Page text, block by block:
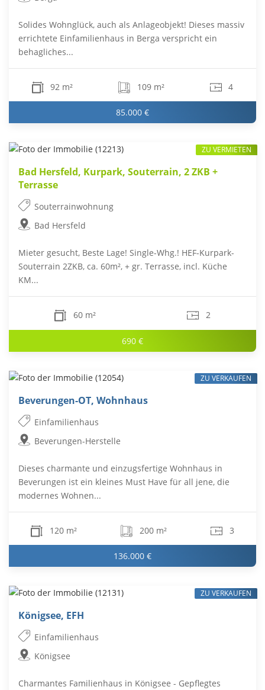
Solides Wohnglück, auch als Anlageobjekt! Dieses massiv
errichtete Einfamilienhaus in Berga verspricht ein
behagliches...
92 m² 109 m² 4
85.000 €
Bad Hersfeld, Kurpark, Souterrain, 2 ZKB +
Terrasse
Souterrainwohnung
Bad Hersfeld
Mieter gesucht, Beste Lage! Single-Whg.! HEF-Kurpark-
Souterrain 2ZKB, ca. 60m², + gr. Terrasse, incl. Küche
KM...
60 m² 2
690 €
ZU VERMIETEN
Beverungen-OT, Wohnhaus
Einfamilienhaus
Beverungen-Herstelle
Dieses charmante und einzugsfertige Wohnhaus in
Beverungen ist ein kleines Must Have für all jene, die
modernes Wohnen...
120 m² 200 m² 3
136.000 €
ZU VERKAUFEN
Königsee, EFH
Einfamilienhaus
Königsee
Charmantes Familienhaus in Königsee - Gepflegtes
ZU VERKAUFEN